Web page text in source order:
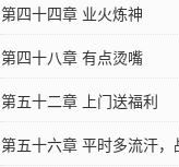
第四十四章 业火炼神
第四十八章 有点烫嘴
第五十二章 上门送福利
第五十六章 平时多流汗，